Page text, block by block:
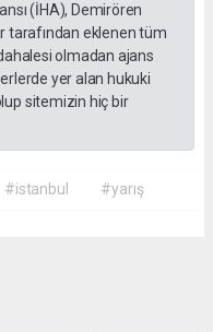
(İHA), Demirören
tarafından eklenen tüm
olmadan ajans
yer alan hukuki
sitemizin hiç bir
#istanbul #yarış